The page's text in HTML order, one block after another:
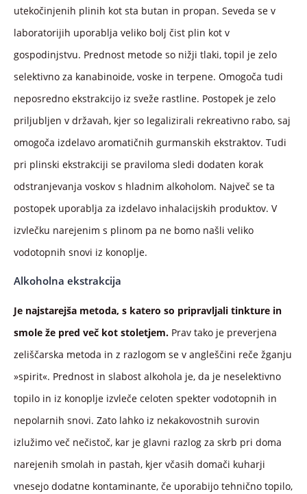
utekočinjenih plinih kot sta butan in propan. Seveda se v
laboratorijih uporablja veliko bolj čist plin kot v
gospodinjstvu. Prednost metode so nižji tlaki, topil je zelo
selektivno za kanabinoide, voske in terpene. Omogoča tudi
neposredno ekstrakcijo iz sveže rastline. Postopek je zelo
priljubljen v državah, kjer so legalizirali rekreativno rabo, saj
omogoča izdelavo aromatičnih gurmanskih ekstraktov. Tudi
pri plinski ekstrakciji se praviloma sledi dodaten korak
odstranjevanja voskov s hladnim alkoholom. Največ se ta
postopek uporablja za izdelavo inhalacijskih produktov. V
izvlečku narejenim s plinom pa ne bomo našli veliko
vodotopnih snovi iz konoplje.
Alkoholna ekstrakcija
Je najstarejša metoda, s katero so pripravljali tinkture in
smole že pred več kot stoletjem. Prav tako je preverjena
zeliščarska metoda in z razlogom se v angleščini reče žganju
»spirit«. Prednost in slabost alkohola je, da je neselektivno
topilo in iz konoplje izvleče celoten spekter vodotopnih in
nepolarnih snovi. Zato lahko iz nekakovostnih surovin
izlužimo več nečistoč, kar je glavni razlog za skrb pri doma
narejenih smolah in pastah, kjer včasih domači kuharji
vnesejo dodatne kontaminante, če uporabijo tehnično topilo,